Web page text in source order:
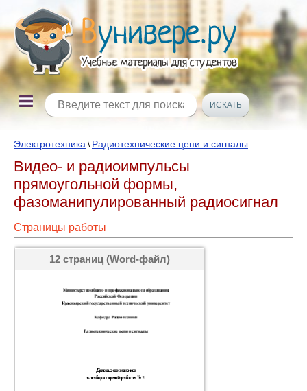
Электротехника \ Радиотехнические цепи и сигналы
Видео- и радиоимпульсы
прямоугольной формы,
фазоманипулированный радиосигнал
Страницы работы
12 страниц (Word-файл)